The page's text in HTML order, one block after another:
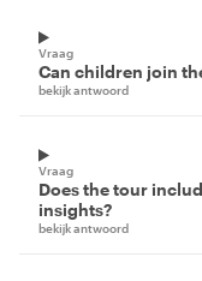
Vraag
Can children join
bekijk antwoord
Vraag
Does the tour
insights?
bekijk antwoord